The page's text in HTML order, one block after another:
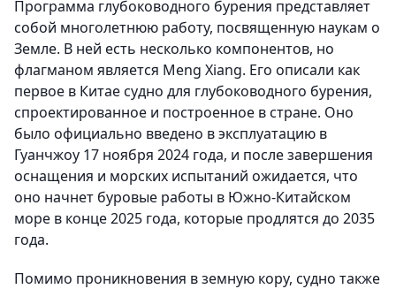
Программа глубоководного бурения представляет
собой многолетнюю работу, посвященную наукам о
Земле. В ней есть несколько компонентов, но
флагманом является Meng Xiang. Его описали как
первое в Китае судно для глубоководного бурения,
спроектированное и построенное в стране. Оно
было официально введено в эксплуатацию в
Гуанчжоу 17 ноября 2024 года, и после завершения
оснащения и морских испытаний ожидается, что
оно начнет буровые работы в Южно-Китайском
море в конце 2025 года, которые продлятся до 2035
года.
Помимо проникновения в земную кору, судно также